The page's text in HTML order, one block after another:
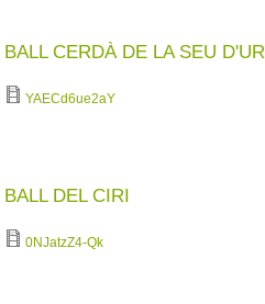
BALL CERDÀ DE LA SEU
YAECd6ue2aY
BALL DEL CIRI
0NJatzZ4-Qk